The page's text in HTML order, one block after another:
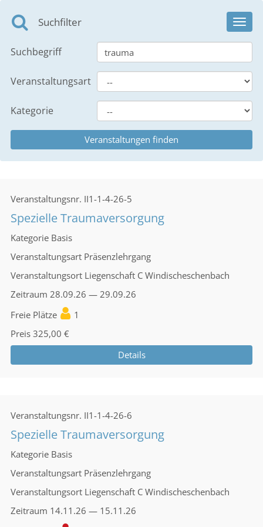
Suchfilter
Suchbegriff
Veranstaltungsart
Kategorie
Veranstaltungsnr. II1-1-4-26-5
Spezielle Traumaversorgung
Kategorie Basis
Veranstaltungsart Präsenzlehrgang
Veranstaltungsort Liegenschaft C Windischeschenbach
Zeitraum 28.09.26 — 29.09.26
Freie Plätze
1
Preis 325,00 €
Details
Veranstaltungsnr. II1-1-4-26-6
Spezielle Traumaversorgung
Kategorie Basis
Veranstaltungsart Präsenzlehrgang
Veranstaltungsort Liegenschaft C Windischeschenbach
Zeitraum 14.11.26 — 15.11.26